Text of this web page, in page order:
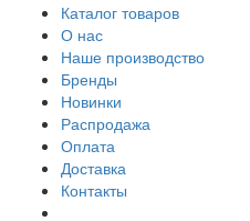
Каталог товаров
О нас
Наше производство
Бренды
Новинки
Распродажа
Оплата
Доставка
Контакты